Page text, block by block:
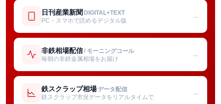
日刊産業新聞 DIGITAL+TEXT
PC・スマホで読めるデジタル版
→
非鉄相場配信/ モーニングコール
毎朝の非鉄金属相場をお届け
→
鉄スクラップ相場 データ配信
鉄スクラップ市況データをリアルタイムで
→